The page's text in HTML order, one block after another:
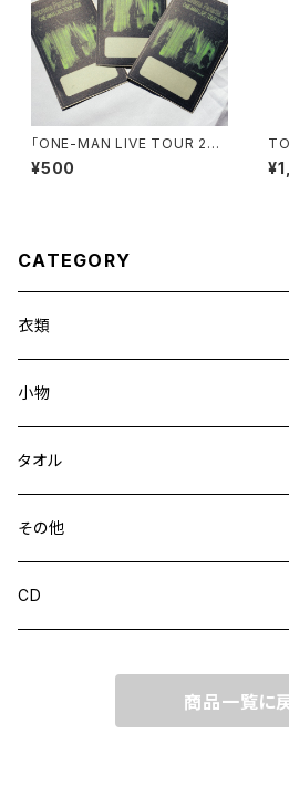
「ONE-MAN LIVE TOUR 202
6」Pass Sticker (無記入ver)
¥500
CATEGORY
衣類
小物
タオル
その他
CD
CD
商品一覧に